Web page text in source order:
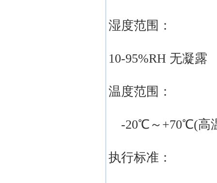
湿度范围：
10-95%RH 无凝露
温度范围：
-20℃～+70℃(高
执行标准：